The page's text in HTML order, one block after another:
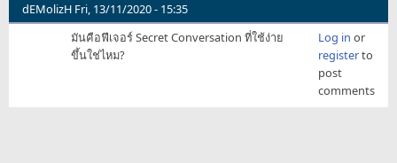
dEMolizH Fri, 13/11/2020 - 15:35
มันคือฟีเจอร์ Secret Conversation ที่ใช้ง่าย
ขึ้นใช่ไหม?
Log in or
registerto
post
comments